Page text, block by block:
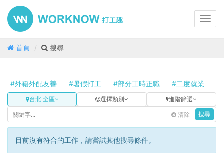
首頁 搜尋
#外籍外配友善 #暑假打工 #部分工時正職 #二度就業
台北 全區 選擇類別 進階篩選
清除 搜尋
目前沒有符合的工作，請嘗試其他搜尋條件。